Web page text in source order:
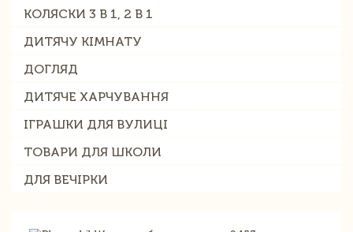
КОЛЯСКИ 3 В 1, 2 В 1
ДИТЯЧУ КІМНАТУ
ДОГЛЯД
ДИТЯЧЕ ХАРЧУВАННЯ
ІГРАШКИ ДЛЯ ВУЛИЦІ
ТОВАРИ ДЛЯ ШКОЛИ
ДЛЯ ВЕЧІРКИ